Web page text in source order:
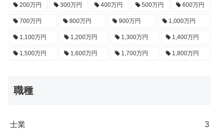
200万円 300万円 400万円 500万円 600万円
700万円 800万円 900万円 1,000万円
1,100万円 1,200万円 1,300万円 1,400万円
1,500万円 1,600万円 1,700万円 1,800万円
職種
士業 3